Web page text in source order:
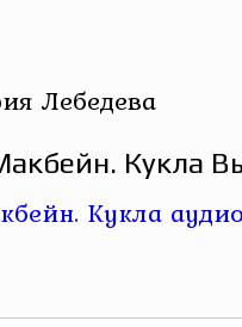
Лебедева
Кукла